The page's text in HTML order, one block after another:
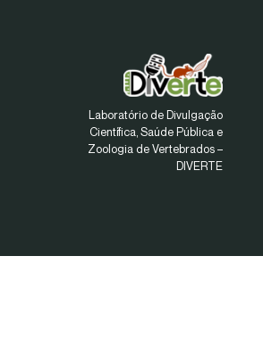
Laboratório de Divulgação
Científica, Saúde Pública e
Zoologia de Vertebrados –
DIVERTE